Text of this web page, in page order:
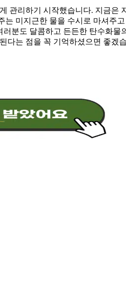
리하기 시작했습니다. 지금은
미지근한 물을 수시로 마셔주
분도 달콤하고 든든한 탄수화
다는 점을 꼭 기억하셨으면 좋겠